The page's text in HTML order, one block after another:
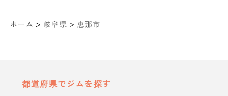
ホーム > 岐阜県 > 恵那市
都道府県でジムを探す